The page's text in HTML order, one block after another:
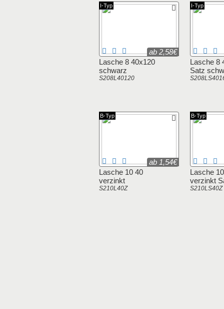
Lasche 8 40x120
schwarz
S208L40120
ab 2,58€
I-Typ
Lasche 8
Satz
I-Typ
Lasche 10 40
verzinkt
S210L40Z
ab 1,54€
B-Typ
Lasche
verzinkt
S210LS40Z
B-Typ